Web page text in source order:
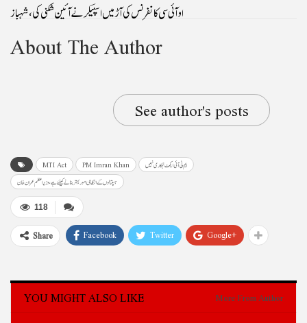
او آئی سی کانفرنس کی آڑ میں اسپیکر نے آئین شکنی کی، شہباز
About The Author
See author's posts
MTI Act PM Imran Khan
ایم ٹی آئی ایکٹ نجکاری نہیں
ہسپتالوں کے انتظامی امور بہتر بنانے کیلئے ہے ،وزیراعظم عمران خان
118
Share Facebook Twitter Google+
YOU MIGHT ALSO LIKE More From Author